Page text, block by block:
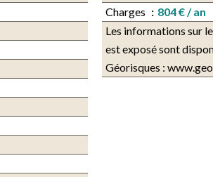
Charges
804 € / an
Les informations sur
est exposé sont
Géorisques :